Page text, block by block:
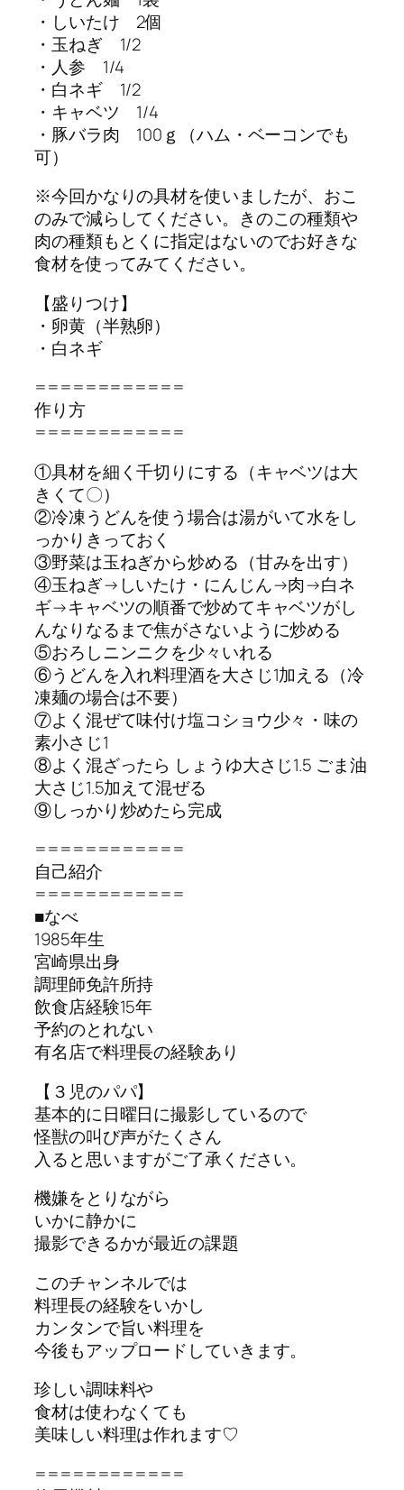
・しいたけ 2個
・玉ねぎ 1/2
・人参 1/4
・白ネギ 1/2
・キャベツ 1/4
・豚バラ肉 100ｇ（ハム・ベーコンでも
可）
※今回かなりの具材を使いましたが、おこ
のみで減らしてください。きのこの種類や
肉の種類もとくに指定はないのでお好きな
食材を使ってみてください。
【盛りつけ】
・卵黄（半熟卵）
・白ネギ
============
作り方
============
①具材を細く千切りにする（キャベツは大
きくて〇）
②冷凍うどんを使う場合は湯がいて水をし
っかりきっておく
③野菜は玉ねぎから炒める（甘みを出す）
④玉ねぎ→しいたけ・にんじん→肉→白ネ
ギ→キャベツの順番で炒めてキャベツがし
んなりなるまで焦がさないように炒める
⑤おろしニンニクを少々いれる
⑥うどんを入れ料理酒を大さじ1加える（冷
凍麺の場合は不要）
⑦よく混ぜて味付け塩コショウ少々・味の
素小さじ1
⑧よく混ざったら しょうゆ大さじ1.5 ごま油
大さじ1.5加えて混ぜる
⑨しっかり炒めたら完成
============
自己紹介
============
■なべ
1985年生
宮崎県出身
調理師免許所持
飲食店経験15年
予約のとれない
有名店で料理長の経験あり
【３児のパパ】
基本的に日曜日に撮影しているので
怪獣の叫び声がたくさん
入ると思いますがご了承ください。
機嫌をとりながら
いかに静かに
撮影できるかが最近の課題
このチャンネルでは
料理長の経験をいかし
カンタンで旨い料理を
今後もアップロードしていきます。
珍しい調味料や
食材は使わなくても
美味しい料理は作れます♡
============